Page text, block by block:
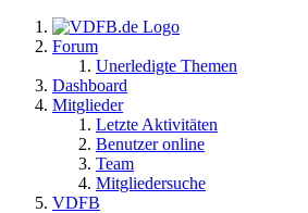
Forum
Unerledigte Themen
Dashboard
Mitglieder
Letzte Aktivitäten
Benutzer online
Team
Mitgliedersuche
VDFB